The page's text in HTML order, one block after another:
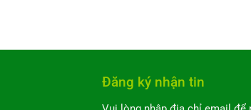
Đăng ký nhận tin